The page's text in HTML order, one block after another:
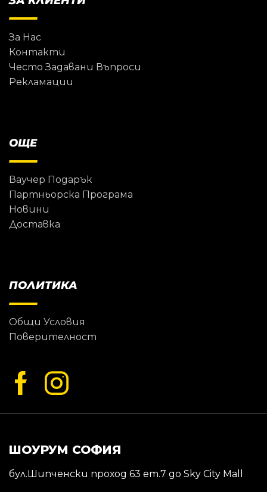
За Нас
Контакти
Често Задавани Въпроси
Рекламации
ОЩЕ
Ваучер Подарък
Партньорска Програма
Новини
Доставка
ПОЛИТИКА
Общи Условия
Поверителност
ШОУРУМ СОФИЯ
бул.Шипченски проход 63 ет.7 до Sky City Mall